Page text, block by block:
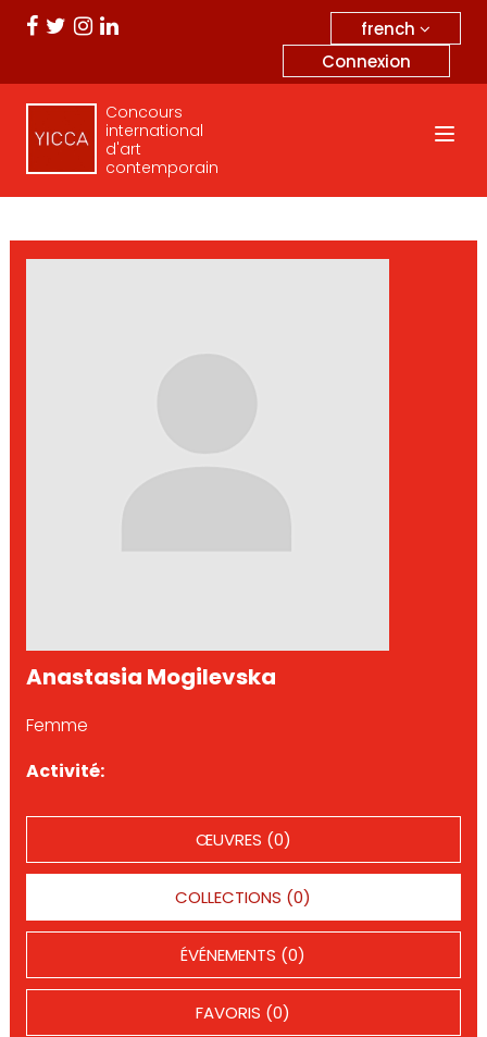
french
Connexion
Concours
international
d'art
contemporain
Anastasia Mogilevska
Femme
Activité:
ŒUVRES (0)
COLLECTIONS (0)
ÉVÉNEMENTS (0)
FAVORIS (0)